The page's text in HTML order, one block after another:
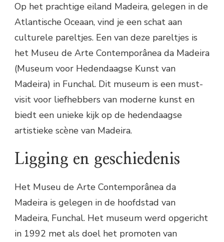
Op het prachtige eiland Madeira, gelegen in de
Atlantische Oceaan, vind je een schat aan
culturele pareltjes. Een van deze pareltjes is
het Museu de Arte Contemporânea da Madeira
(Museum voor Hedendaagse Kunst van
Madeira) in Funchal. Dit museum is een must-
visit voor liefhebbers van moderne kunst en
biedt een unieke kijk op de hedendaagse
artistieke scène van Madeira.
Ligging en geschiedenis
Het Museu de Arte Contemporânea da
Madeira is gelegen in de hoofdstad van
Madeira, Funchal. Het museum werd opgericht
in 1992 met als doel het promoten van